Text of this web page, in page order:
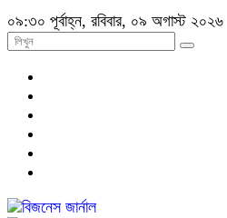
০৯:৩০ পূর্বাহ্ন, রবিবার, ০৯ অগাস্ট ২০২৬